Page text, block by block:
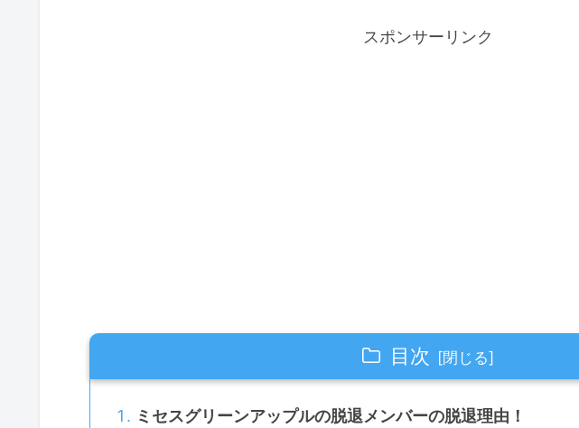
スポンサーリンク
目次
ミセスグリーンアップルの脱退メンバーの脱退理由！